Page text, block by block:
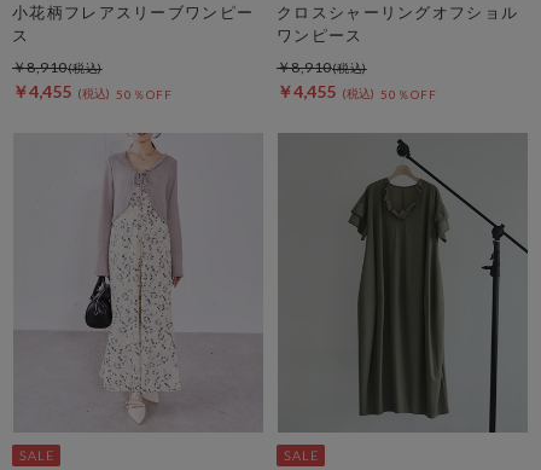
小花柄フレアスリーブワンピー
ス
￥4,455 50％OFF
￥8,910
クロスシャーリングオフショル
ワンピース
￥4,455 50％OFF
￥8,910